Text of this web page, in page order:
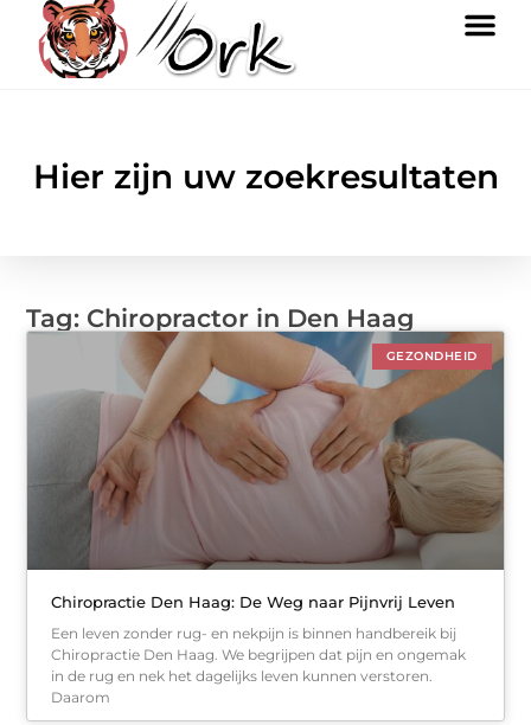
Hier zijn uw zoekresultaten
Tag: Chiropractor in Den Haag
GEZONDHEID
Chiropractie Den Haag: De Weg naar Pijnvrij Leven
Een leven zonder rug- en nekpijn is binnen handbereik bij
Chiropractie Den Haag. We begrijpen dat pijn en ongemak
in de rug en nek het dagelijks leven kunnen verstoren.
Daarom